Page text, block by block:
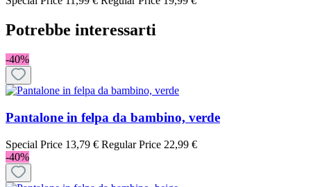
Potrebbe interessarti
-40%
Pantalone in felpa da bambino, verde
Special Price 13,79 € Regular Price 22,99 €
-40%